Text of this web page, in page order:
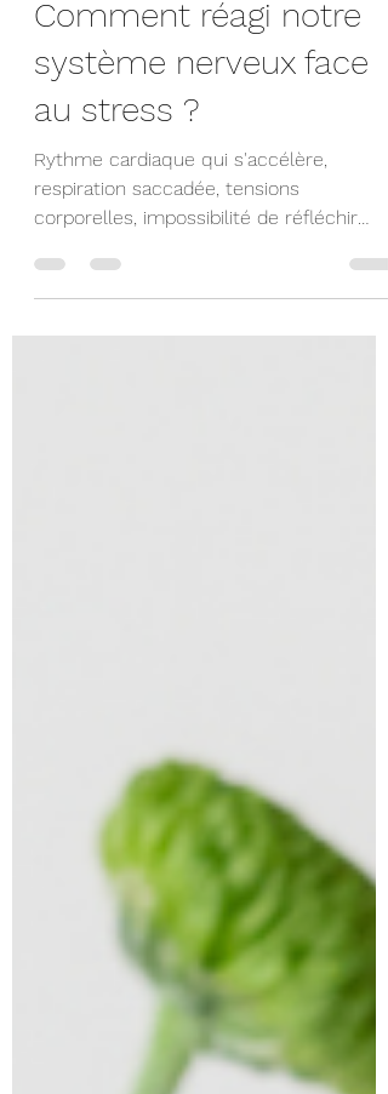
22 juil. 2022
3 min de lecture
Comment réagi notre
système nerveux face
au stress ?
Rythme cardiaque qui s'accélère,
corporelles, impossibilité de réfléchir
correctement et de prendre du recul.